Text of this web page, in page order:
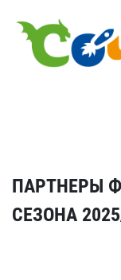
ПАРТНЕРЫ
СЕЗОНА